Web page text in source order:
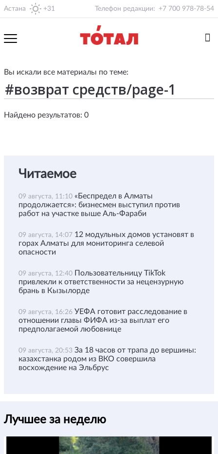
Астана +31 Телефон редакции: +7 700 978-78-54
Вы искали все материалы по теме:
Найдено результатов: 0
Читаемое
09 августа, 11:10 «Беспредел в Алматы
продолжается»: бизнесмен выступил против
работ на участке выше Аль-Фараби
09 августа, 14:07 12 модульных домов установят в
горах Алматы для мониторинга селевой
опасности
09 августа, 12:40 Пользовательницу TikTok
привлекли к ответственности за нецензурную
брань в Кызылорде
09 августа, 16:26 УЕФА готовит расследование в
отношении главы ФИФА из-за выплат его
предполагаемой любовнице
09 августа, 20:53 За 18 часов от трапа до вершины:
казахстанка родом из ВКО совершила
восхождение на Эльбрус
Лучшее за неделю